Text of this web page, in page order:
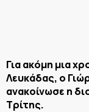
Για ακόμη μια
Λευκάδας, ο
ανακοίνωσε η
Τρίτης.